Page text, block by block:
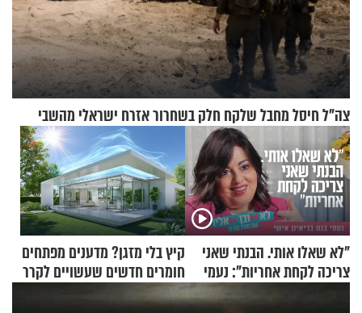
צה"ל חיסל מחבל שלקח חלק בשחרור אזרח ישראלי מהשבי
"לא שאלו אותי. הבנתי שאני
צריכה לקחת אחריות": נעמי
קיץ בלי מזגן? מדענים מפתחים
חומרים חדשים שעשויים לקרר
בתים